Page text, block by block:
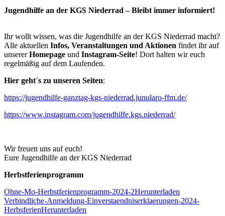
Jugendhilfe an der KGS Niederrad – Bleibt immer informiert!
Ihr wollt wissen, was die Jugendhilfe an der KGS Niederrad macht?
Alle aktuellen Infos, Veranstaltungen und Aktionen findet ihr auf
unsererHomepage und Instagram-Seite! Dort halten wir euch
regelmäßig auf dem Laufenden.
Hier geht´s zu unseren Seiten:
https://jugendhilfe-ganztag-kgs-niederrad.junularo-ffm.de/
https://www.instagram.com/jugendhilfe.kgs.niederrad/
Wir freuen uns auf euch!
Eure Jugendhilfe an der KGS Niederrad
Herbstferienprogramm
Ohne-Mo-Herbstferienprogramm-2024-2Herunterladen
Verbindliche-Anmeldung-Einverstaendniserklaerungen-2024-
HerbsferienHerunterladen